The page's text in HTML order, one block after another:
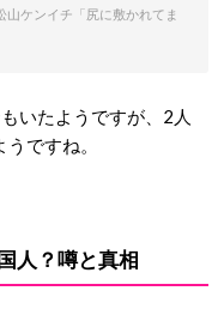
山ケンイチ「尻に敷かれてま
いたようですが、2人
ですね。
人？噂と真相